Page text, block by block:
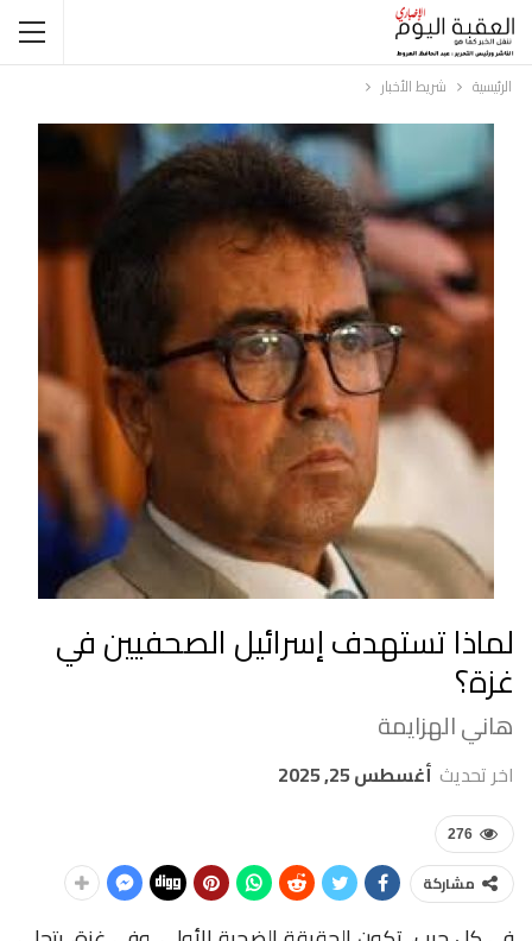
الرئيسية شريط الأخبار
لماذا تستهدف إسرائيل الصحفيين في
غزة؟
هاني الهزايمة
اخر تحديث أغسطس 25, 2025
276
مشاركة